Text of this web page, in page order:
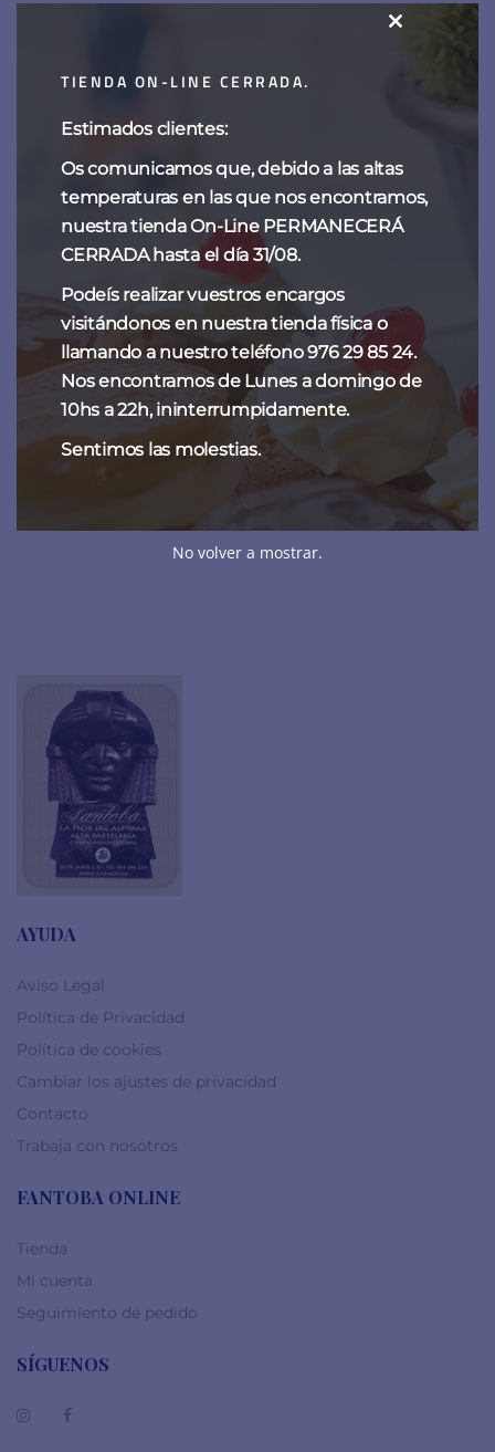
Categorías del producto
CHOCOLATES
ESPECIALIDADES DE SIEMPRE
NAVIDAD
TARTAS DE FANTOBA
TRUFAS Y BOMBONES
AYUDA
Aviso Legal
Política de Privacidad
Política de cookies
Cambiar los ajustes de privacidad
Contacto
Trabaja con nosotros
FANTOBA ONLINE
Tienda
Mi cuenta
Seguimiento de pedido
SÍGUENOS
TIENDA ON-LINE CERRADA.
Estimados clientes:
Os comunicamos que, debido a las altas
temperaturas en las que nos encontramos,
nuestra tienda On-Line PERMANECERÁ
CERRADA hasta el día 31/08.
Podeís realizar vuestros encargos
visitándonos en nuestra tienda física o
llamando a nuestro teléfono 976 29 85 24.
Nos encontramos de Lunes a domingo de
10hs a 22h, ininterrumpidamente.
Sentimos las molestias.
No volver a mostrar.